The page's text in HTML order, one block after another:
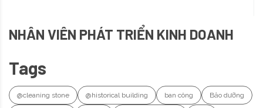
NHÂN VIÊN PHÁT TRIỂN KINH DOANH
Tags
@cleaning stone @historical building ban công Bảo dưỡng